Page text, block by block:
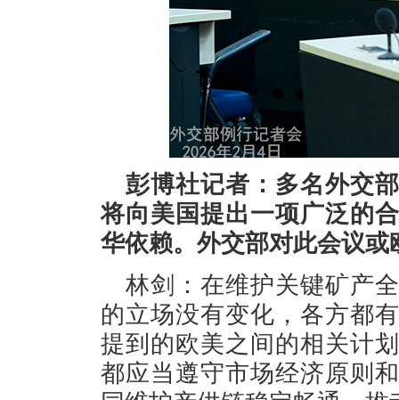
彭博社记者：多名外交
将向美国提出一项广泛的
华依赖。外交部对此会议
林剑：在维护关键矿产
的立场没有变化，各方都
提到的欧美之间的相关计
都应当遵守市场经济原则